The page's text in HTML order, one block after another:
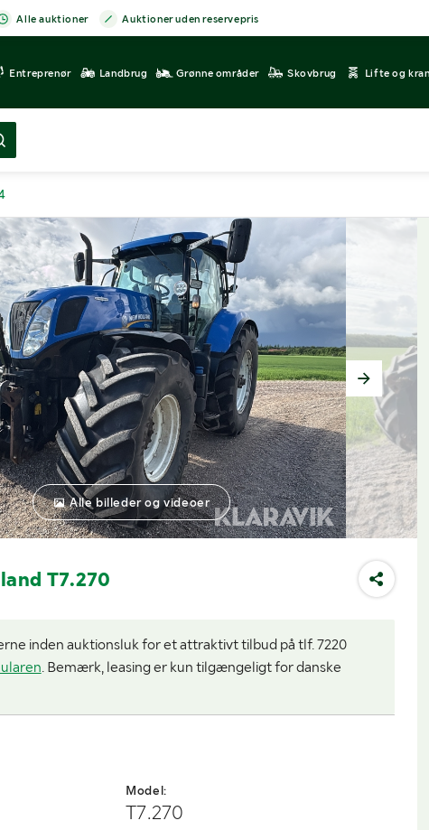
Alle auktioner Auktioner uden reservepris
Entreprenør Landbrug Grønne områder Skovbrug Lifte og
Alle billeder og videoer
T7.270
inden auktionsluk for et attraktivt tilbud på tlf. 7220
. Bemærk, leasing er kun tilgængeligt for danske
Model:
T7.270